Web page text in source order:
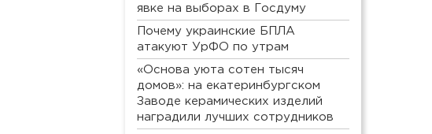
явке на выборах в Госдуму
Почему украинские БПЛА
атакуют УрФО по утрам
«Основа уюта сотен тысяч
домов»: на екатеринбургском
Заводе керамических изделий
наградили лучших сотрудников